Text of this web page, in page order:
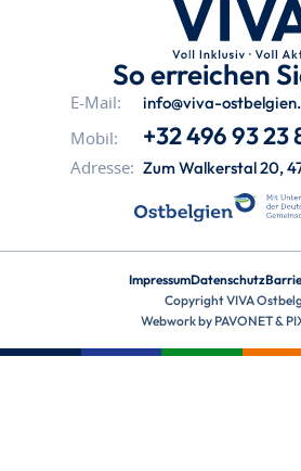
So erreichen
E-Mail: info@viva-
Mobil: +32 496 93 23
Adresse: Zum Walkerstal 20,
ImpressumDatenschutz
Copyright VIVA
Webwork by PAVONET&